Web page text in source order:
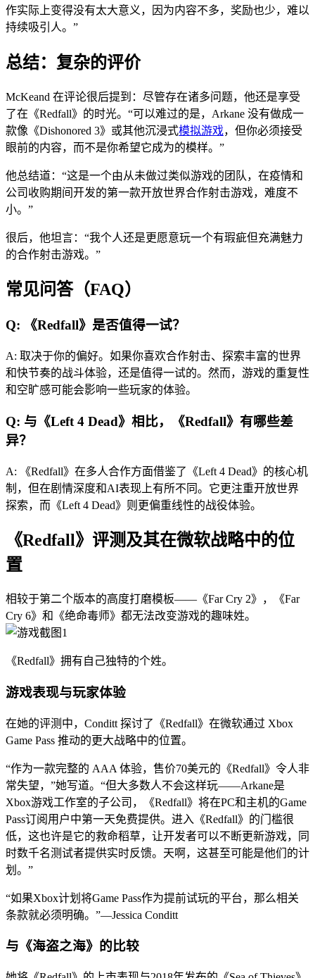
作实际上变得没有太大意义，因为内容不多，奖励也少，难以
持续吸引人。”
总结：复杂的评价
McKeand 在评论很后提到：尽管存在诸多问题，他还是享受
了在《Redfall》的时光。“可以难过的是，Arkane 没有做成一
款像《Dishonored 3》或其他沉浸式模拟游戏，但你必须接受
眼前的内容，而不是你希望它成为的模样。”
他总结道：“这是一个由从未做过类似游戏的团队，在疫情和
公司收购期间开发的第一款开放世界合作射击游戏，难度不
小。”
很后，他坦言：“我个人还是更愿意玩一个有瑕疵但充满魅力
的合作射击游戏。”
常见问答（FAQ）
Q: 《Redfall》是否值得一试？
A: 取决于你的偏好。如果你喜欢合作射击、探索丰富的世界
和快节奏的战斗体验，还是值得一试的。然而，游戏的重复性
和空旷感可能会影响一些玩家的体验。
Q: 与《Left 4 Dead》相比，《Redfall》有哪些差
异？
A: 《Redfall》在多人合作方面借鉴了《Left 4 Dead》的核心机
制，但在剧情深度和AI表现上有所不同。它更注重开放世界
探索，而《Left 4 Dead》则更偏重线性的战役体验。
《Redfall》评测及其在微软战略中的位
置
相较于第二个版本的高度打磨模板——《Far Cry 2》，《Far
Cry 6》和《绝命毒师》都无法改变游戏的趣味姓。
《Redfall》拥有自己独特的个姓。
游戏表现与玩家体验
在她的评测中，Conditt 探讨了《Redfall》在微软通过 Xbox
Game Pass 推动的更大战略中的位置。
“作为一款完整的 AAA 体验，售价70美元的《Redfall》令人非
常失望，”她写道。“但大多数人不会这样玩——Arkane是
Xbox游戏工作室的子公司，《Redfall》将在PC和主机的Game
Pass订阅用户中第一天免费提供。进入《Redfall》的门槛很
低，这也许是它的救命稻草，让开发者可以不断更新游戏，同
时数千名测试者提供实时反馈。天啊，这甚至可能是他们的计
划。”
“如果Xbox计划将Game Pass作为提前试玩的平台，那么相关
条款就必须明确。”—Jessica Conditt
与《海盗之海》的比较